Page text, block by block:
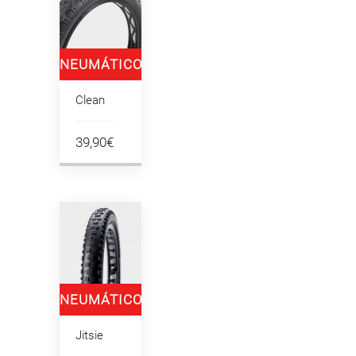
NEUMÁTICO
KOALA
Clean
39,90€
NEUMÁTICO
TRA
Jitsie